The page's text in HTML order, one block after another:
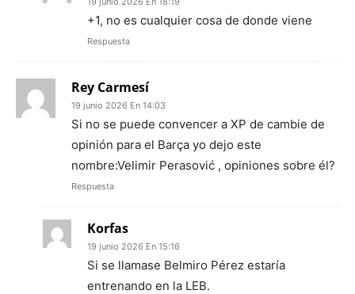
+1, no es cualquier cosa de donde viene
Respuesta
Rey Carmesí
19 junio 2026 En 14:03
Si no se puede convencer a XP de cambie de
opinión para el Barça yo dejo este
nombre:Velimir Perasović , opiniones sobre él?
Respuesta
Korfas
19 junio 2026 En 15:16
Si se llamase Belmiro Pérez estaría
entrenando en la LEB.